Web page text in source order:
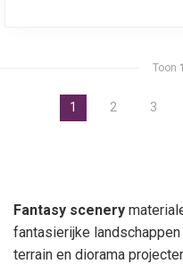
Toon 1
1 2 3
Fantasy scenery
fantasierijke
terrain en diorama